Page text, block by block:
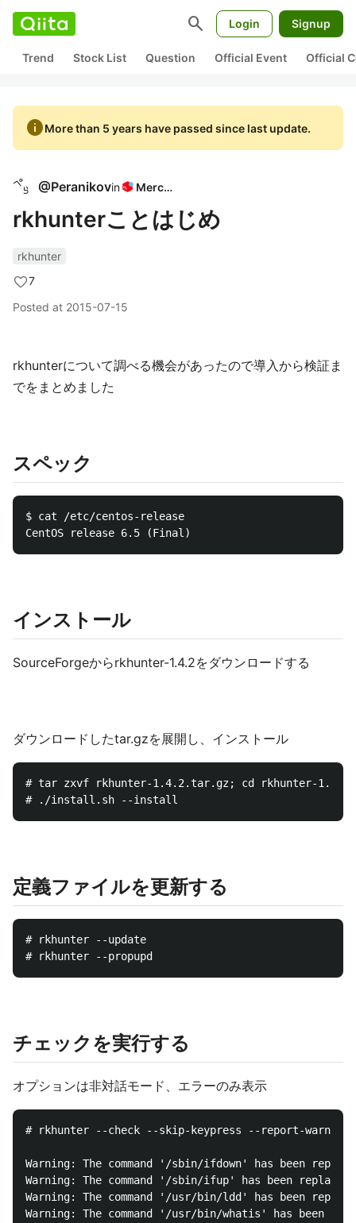
search Login Signup
Trend Stock List Question Official Event Official
infoMore than 5 years have passed since last update.
@Peranikovin Mercari
rkhunterことはじめ
rkhunter
7
Posted at 2015-07-15
rkhunterについて調べる機会があったので導入から検証ま
でをまとめました
スペック
$ cat /etc/centos-release
インストール
SourceForgeからrkhunter-1.4.2をダウンロードする
ダウンロードしたtar.gzを展開し、インストール
# tar zxvf rkhunter-1.4.2.tar.gz; cd rkhunter-1.4.2
定義ファイルを更新する
# rkhunter --update
チェックを実行する
オプションは非対話モード、エラーのみ表示
# rkhunter --check --skip-keypress --report-
Warning: The command '/sbin/ifdown' has been
Warning: The command '/sbin/ifup' has been
Warning: The command '/usr/bin/ldd' has been
Warning: The command '/usr/bin/whatis' has been